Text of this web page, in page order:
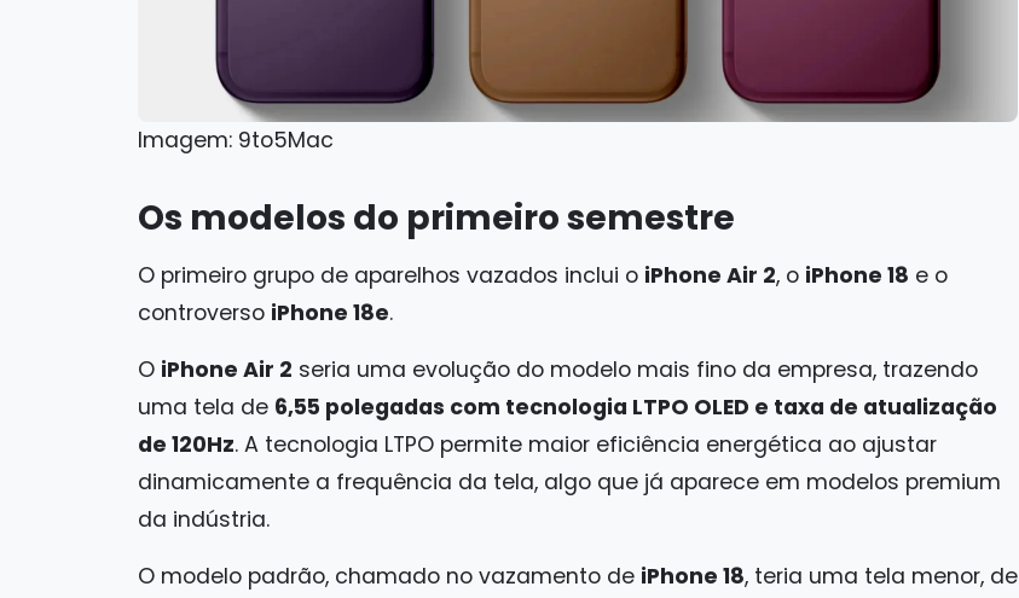
Imagem: 9to5Mac
Os modelos do primeiro semestre
O primeiro grupo de aparelhos vazados inclui o iPhone Air 2, o iPhone 18 e o
controverso iPhone 18e.
O iPhone Air 2 seria uma evolução do modelo mais fino da empresa, trazendo
uma tela de 6,55 polegadas com tecnologia LTPO OLED e taxa de atualização
de 120Hz. A tecnologia LTPO permite maior eficiência energética ao ajustar
dinamicamente a frequência da tela, algo que já aparece em modelos premium
da indústria.
O modelo padrão, chamado no vazamento de iPhone 18, teria uma tela menor, de